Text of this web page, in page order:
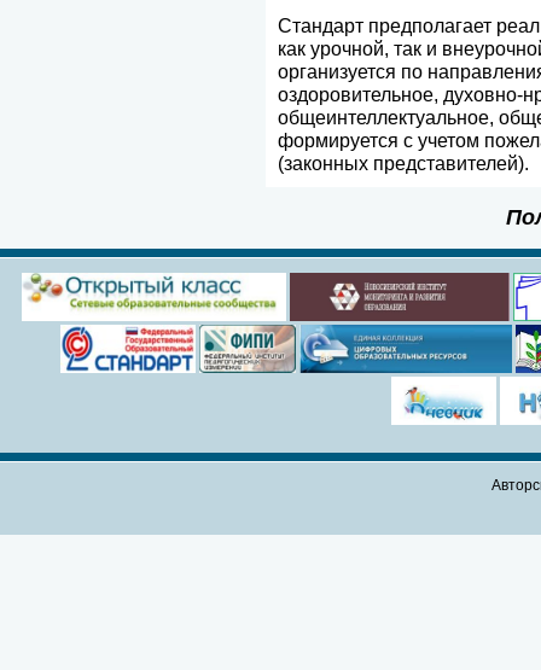
Стандарт предполагает
как урочной, так и
организуется по
оздоровительное, духовно-
общеинтеллектуальное,
формируется с учетом
(законных представителей).